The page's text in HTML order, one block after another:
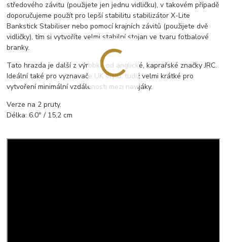
středového závitu (použijete jen jednu vidličku), v takovém případě
doporučujeme použít pro lepší stabilitu stabilizátor X-Lite
Bankstick Stabiliser nebo pomocí krajních závitů (použijete dvě
vidličky), tím si vytvoříte velmi stabilní stojan ve tvaru fotbalové
branky.
Tato hrazda je další z výrobků od anglické, kaprařské značky JRC.
Ideální také pro vyznavače UK stylu, tudíž velmi krátké pro
vytvoření minimální vzdálenosti mezi navijáky.
Verze na 2 pruty.
Délka: 6.0" / 15,2 cm